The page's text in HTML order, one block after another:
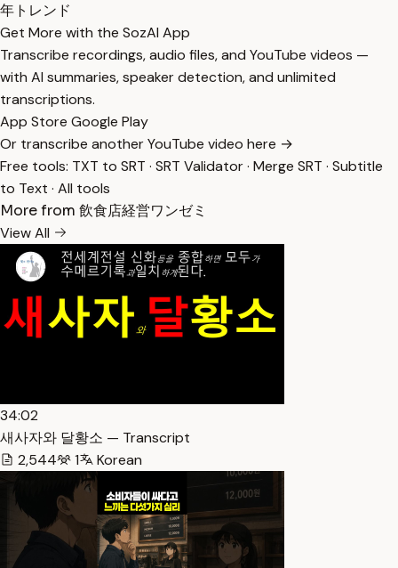
年トレンド
Get More with the SozAI App
Transcribe recordings, audio files, and YouTube videos —
with AI summaries, speaker detection, and unlimited
transcriptions.
App Store Google Play
Or transcribe another YouTube video here →
Free tools: TXT to SRT · SRT Validator· Merge SRT · Subtitle
to Text · All tools
More from 飲食店経営ワンゼミ
View All
34:02
새사자와 달황소 — Transcript
2,544
1 Korean